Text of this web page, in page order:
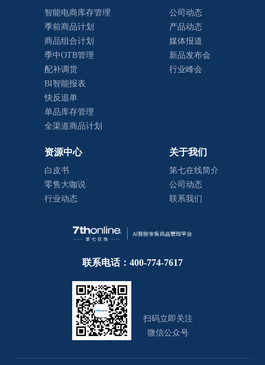
智能电商库存管理
季前商品计划
商品组合计划
季中OTB管理
配补调货
BI智能报表
快反追单
单品库存管理
全渠道商品计划
公司动态
产品动态
媒体报道
新品发布会
行业峰会
资源中心
白皮书
零售大咖说
行业动态
关于我们
第七在线简介
公司动态
联系我们
联系电话：400-774-7617
扫码立即关注
微信公众号